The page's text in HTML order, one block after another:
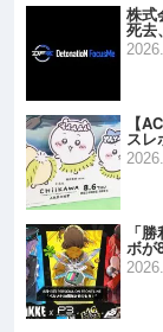
株式
死去
【
ス
「
ボが